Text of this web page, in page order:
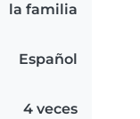
la familia
Español
4 veces